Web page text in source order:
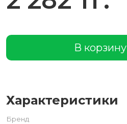
В корзину
Характеристики
Бренд